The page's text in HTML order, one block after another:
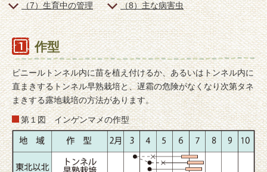
（7）生育中の管理 （8）主な病害虫
作型
ビニールトンネル内に苗を植え付けるか、あるいはトンネル内に
直まきするトンネル早熟栽培と、遅霜の危険がなくなり次第タネ
まきする露地栽培の方法があります。
第１図 インゲンマメの作型